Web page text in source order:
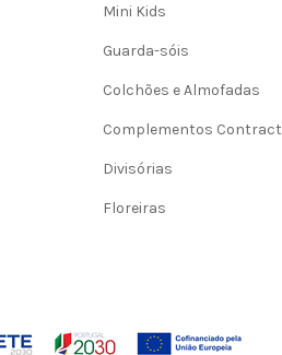
Mini Kids
Guarda-sóis
Colchões e Almofadas
Complementos Contract
Divisórias
Floreiras